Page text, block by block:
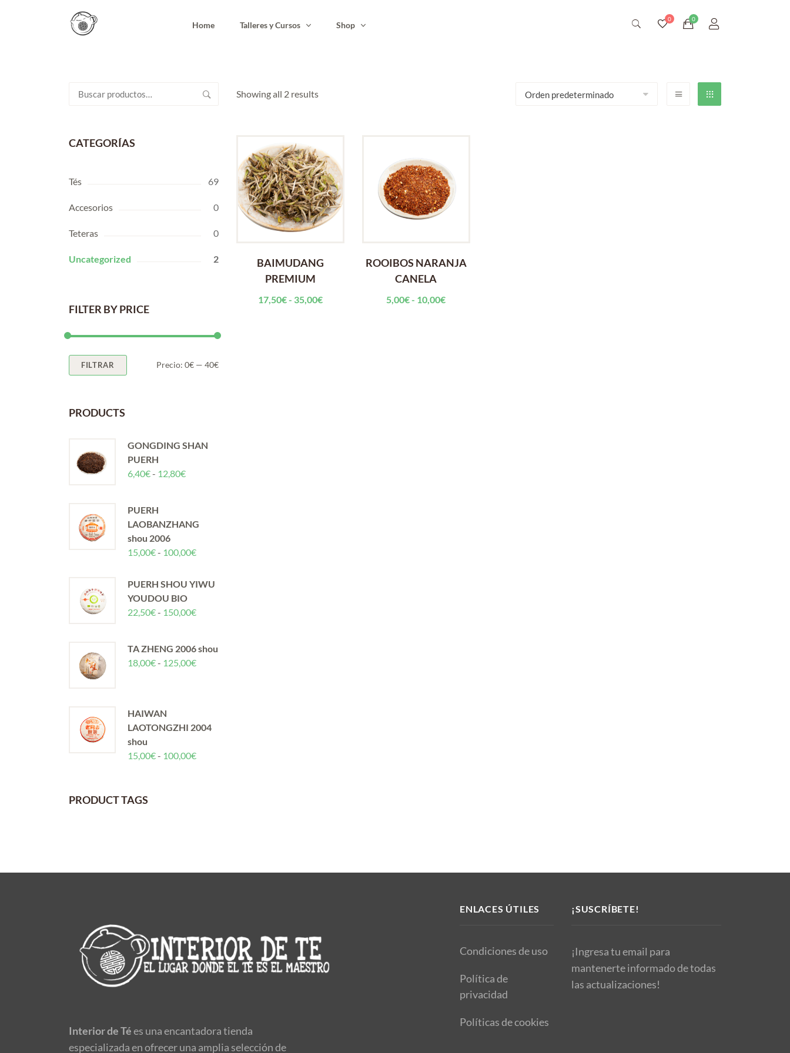
Home Talleres y Cursos Shop
Buscar
CATEGORÍAS
Tés 69
Accesorios 0
Teteras 0
Uncategorized 2
FILTER BY PRICE
Precio
Precio
FILTRAR Precio: 0€ — 40€
PRODUCTS
GONGDING SHAN
PUERH
6,40€- 12,80€Rango
6,40€
12,80€
PUERH
LAOBANZHANG
shou 2006
15,00€- 100,00€Rango
precios:
15,00€
PUERH SHOU YIWU
YOUDOU BIO
22,50€- 150,00€Rango
desde
22,50€
TA ZHENG 2006 shou
18,00€- 125,00€Rango
hasta
HAIWAN
LAOTONGZHI 2004
shou
15,00€- 100,00€Rango
PRODUCT TAGS
Showing all 2 results
BAIMUDANG
PREMIUM
17,50€- 35,00€Rango
ROOIBOS NARANJA
CANELA
5,00€- 10,00€Rango
Interior de Tées una encantadora tienda
especializada en ofrecer una amplia selección de
ENLACES ÚTILES
Condiciones de uso
Política de
privacidad
Políticas de cookies
¡SUSCRÍBETE!
¡Ingresa tu email para
mantenerte informado de todas
las actualizaciones!